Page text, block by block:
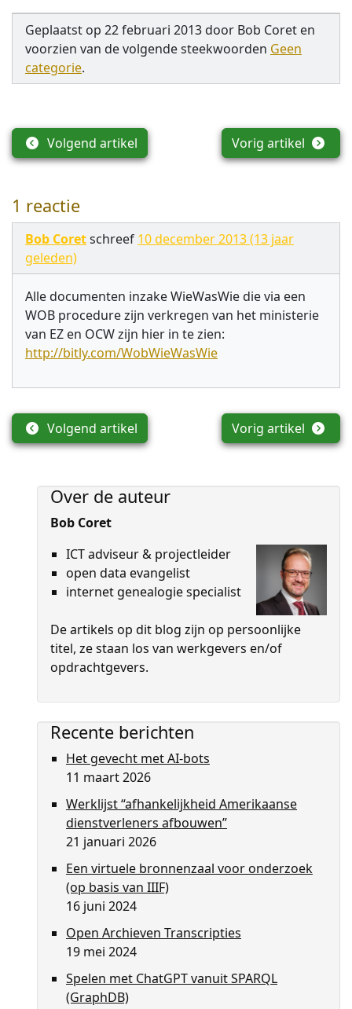
Geplaatst op 22 februari 2013door Bob Coret en
voorzien van de volgende steekwoorden Geen
categorie.
Vorig artikel
Volgend artikel
1 reactie
Bob Coretschreef 10 december 2013 (13 jaar
geleden)
Alle documenten inzake WieWasWie die via een
WOB procedure zijn verkregen van het ministerie
van EZ en OCW zijn hier in te zien:
http://bitly.com/WobWieWasWie
Vorig artikel
Volgend artikel
Over de auteur
Bob Coret
ICT adviseur & projectleider
open data evangelist
internet genealogie specialist
De artikels op dit blog zijn op persoon­lijke
titel, ze staan los van werkgevers en/of
opdrachtgevers.
Recente berichten
Het gevecht met AI-bots
11 maart 2026
Werklijst “afhankelijkheid Amerikaanse
dienstverleners afbouwen”
21 januari 2026
Een virtuele bronnenzaal voor onderzoek
(op basis van IIIF)
16 juni 2024
Open Archieven Transcripties
19 mei 2024
Spelen met ChatGPT vanuit SPARQL
(GraphDB)